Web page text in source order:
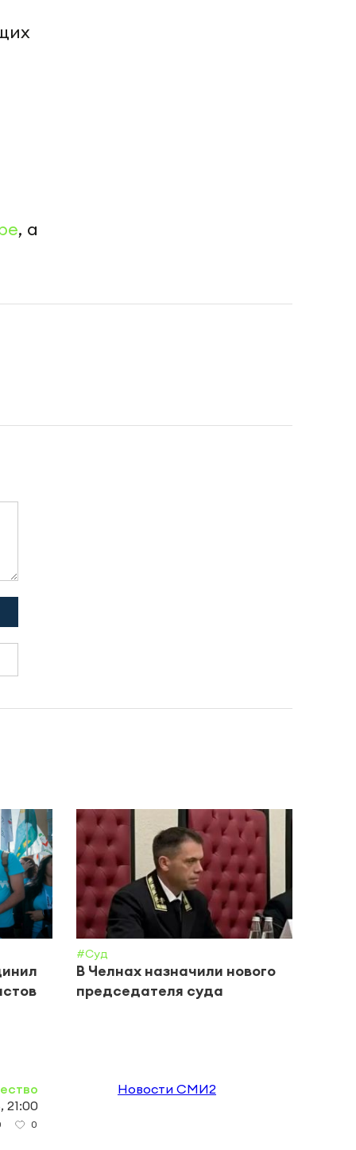
, а
#Суд
В Челнах назначили нового
председателя суда
21:00
0
Новости СМИ2